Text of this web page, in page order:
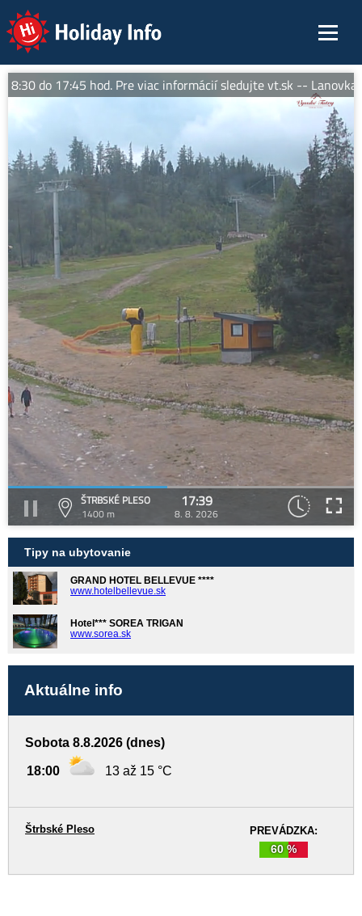
Holiday Info
do 17:45 hod. Pre viac informácií sledujte vt.sk -- Lanovka
ŠTRBSKÉ PLESO
1400 m
17:39
8. 8. 2026
Tipy na ubytovanie
GRAND HOTEL BELLEVUE ****
www.hotelbellevue.sk
Hotel*** SOREA TRIGAN
www.sorea.sk
Aktuálne info
Sobota 8.8.2026 (dnes)
18:00 13 až 15 °C
PREVÁDZKA:
60 %
Štrbské Pleso